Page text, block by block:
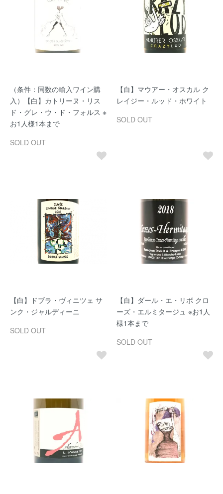
（条件：同数の輸入ワイン購
入）【白】カトリーヌ・リス
ド・グレ・ウ・ド・フォルス ※
お1人様1本まで
SOLD OUT
【白】マウアー・オスカル ク
レイジー・ルッド・ホワイト
SOLD OUT
【白】ドブラ・ヴィニツェ サ
ンク・ジャルディーニ
SOLD OUT
【白】ダール・エ・リボ クロ
ーズ・エルミタージュ ※お1人
様1本まで
SOLD OUT